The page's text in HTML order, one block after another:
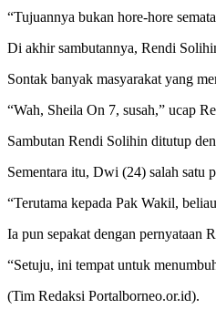
“Tujuannya bukan hore-hore
Di akhir sambutannya, Rendi
Sontak banyak masyarakat yang
“Wah, Sheila On 7, susah,” ucap
Sambutan Rendi Solihin ditutup
Sementara itu, Dwi (24) salah satu
“Terutama kepada Pak Wakil,
Ia pun sepakat dengan pernyataan
“Setuju, ini tempat untuk
(Tim Redaksi Portalborneo.or.id).